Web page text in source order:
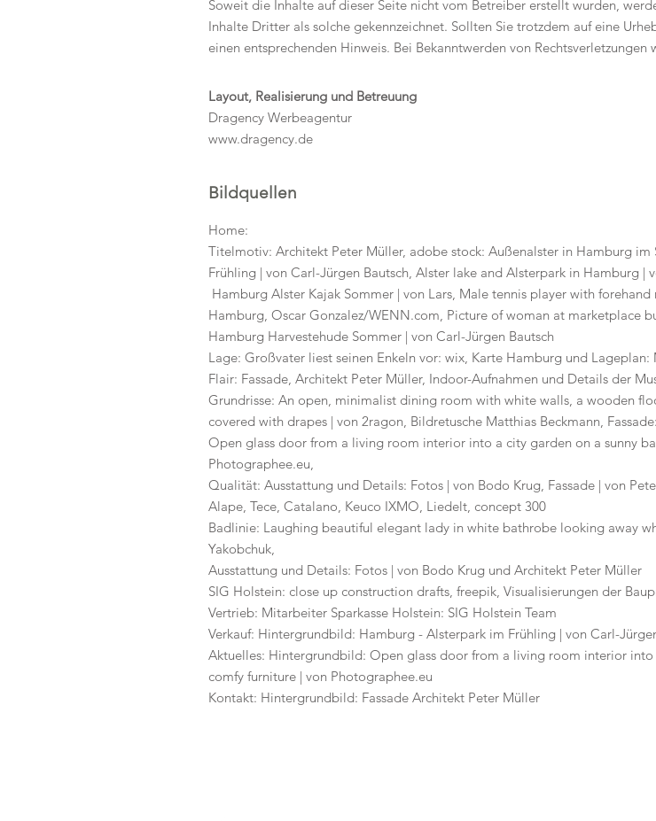
Soweit die Inhalte auf dieser Seite nicht vom Betreiber erstellt wurden,
Inhalte Dritter als solche gekennzeichnet. Sollten Sie trotzdem auf eine
einen entsprechenden Hinweis. Bei Bekanntwerden von
Layout, Realisierung und Betreuung
Dragency Werbeagentur
www.dragency.de
Bildquellen
Home:
Titelmotiv: Architekt Peter Müller, adobe stock: Außenalster in Hamburg
Frühling | von Carl-Jürgen Bautsch, Alster lake and Alsterpark in Hamburg
Hamburg Alster Kajak Sommer | von Lars, Male tennis player with
Hamburg, Oscar Gonzalez/WENN.com, Picture of woman at marketplace
Hamburg Harvestehude Sommer | von Carl-Jürgen Bautsch
Lage: Großvater liest seinen Enkeln vor: wix, Karte Hamburg und Lageplan:
Flair: Fassade, Architekt Peter Müller, Indoor-Aufnahmen und Details der
Grundrisse: An open, minimalist dining room with white walls, a wooden
covered with drapes | von 2ragon, Bildretusche Matthias Beckmann,
Open glass door from a living room interior into a city garden on a sunny
Photographee.eu,
Qualität: Ausstattung und Details: Fotos | von Bodo Krug, Fassade | von
Alape, Tece, Catalano, Keuco IXMO, Liedelt, concept 300
Badlinie: Laughing beautiful elegant lady in white bathrobe looking away
Yakobchuk,
Ausstattung und Details: Fotos | von Bodo Krug und Architekt Peter Müller
SIG Holstein: close up construction drafts, freepik, Visualisierungen der
Vertrieb: Mitarbeiter Sparkasse Holstein: SIG Holstein Team
Verkauf: Hintergrundbild: Hamburg - Alsterpark im Frühling | von Carl-
Aktuelles: Hintergrundbild: Open glass door from a living room interior
comfy furniture | von Photographee.eu
Kontakt: Hintergrundbild: Fassade Architekt Peter Müller